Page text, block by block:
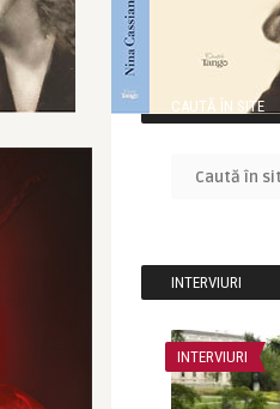
CAUTĂ ÎN SITE
INTERVIURI
INTERVIURI